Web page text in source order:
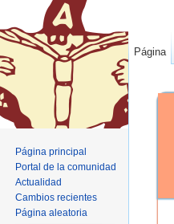
Página
Página principal
Portal de la comunidad
Actualidad
Cambios recientes
Página aleatoria